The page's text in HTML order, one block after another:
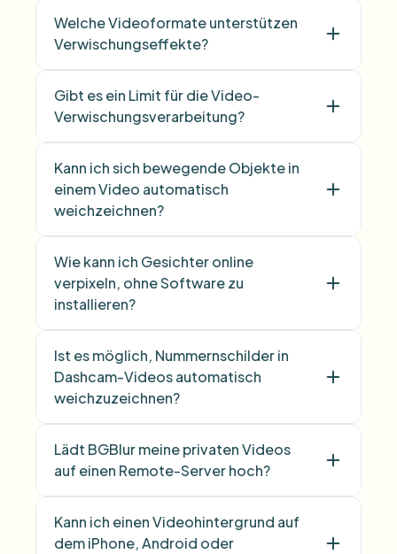
Welche Videoformate unterstützen
Verwischungseffekte?
Gibt es ein Limit für die Video-
Verwischungsverarbeitung?
Kann ich sich bewegende Objekte in
einem Video automatisch
weichzeichnen?
Wie kann ich Gesichter online
verpixeln, ohne Software zu
installieren?
Ist es möglich, Nummernschilder in
Dashcam-Videos automatisch
weichzuzeichnen?
Lädt BGBlur meine privaten Videos
auf einen Remote-Server hoch?
Kann ich einen Videohintergrund auf
dem iPhone, Android oder